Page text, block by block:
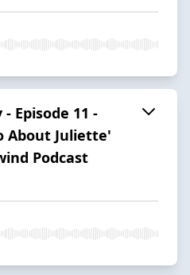
Episode 11 -
About Juliette'
Podcast